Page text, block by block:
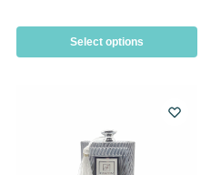
Select options